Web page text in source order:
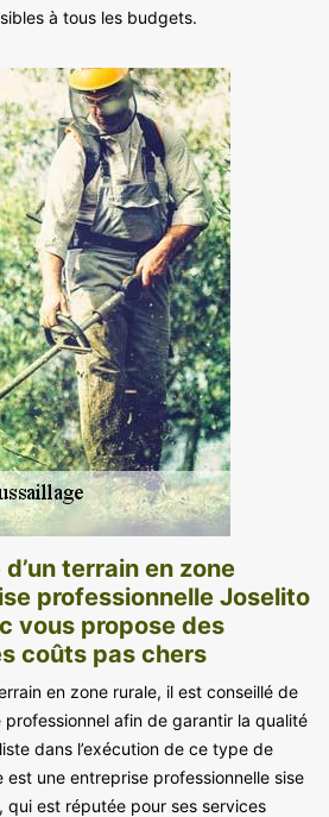
à tous les budgets.
terrain en zone
professionnelle Joselito
vous propose des
coûts pas chers
en zone rurale, il est conseillé de
afin de garantir la qualité
dans l’exécution de ce type de
est une entreprise professionnelle sise
est réputée pour ses services